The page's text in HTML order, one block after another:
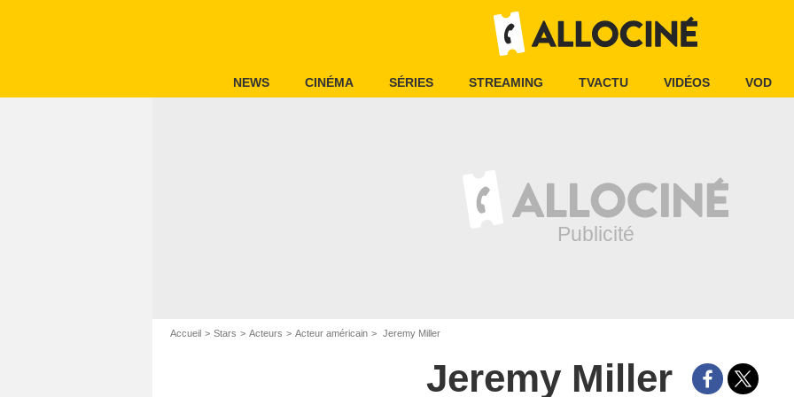
NEWS CINÉMA SÉRIES STREAMING TVACTU VIDÉOS VOD
Accueil Stars Acteurs Acteur américain Jeremy Miller
Jeremy Miller